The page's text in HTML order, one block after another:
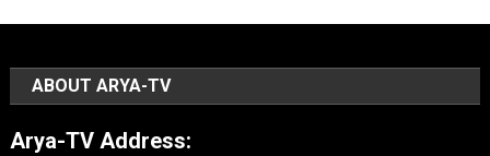
ABOUT ARYA-TV
Arya-TV Address: